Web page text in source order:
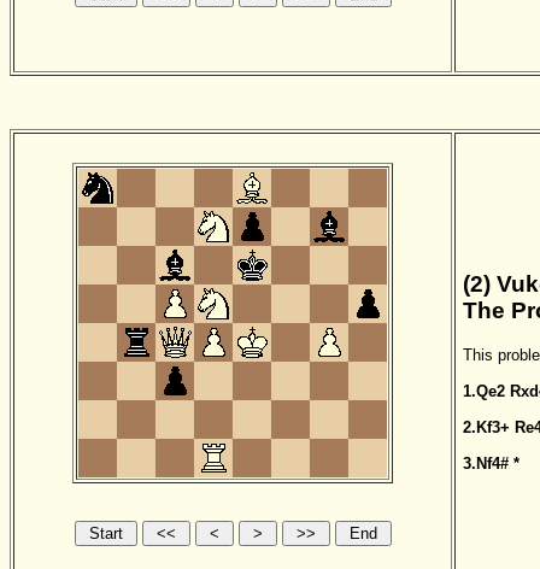
(2)
The
This
1.Qe2
2.Kf3+
3.Nf4# *